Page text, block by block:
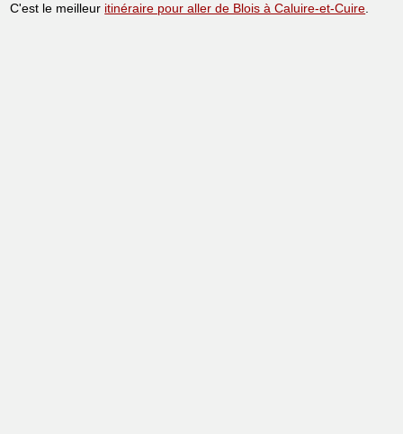
C'est le meilleur itinéraire pour aller de Blois à Caluire-et-Cuire.